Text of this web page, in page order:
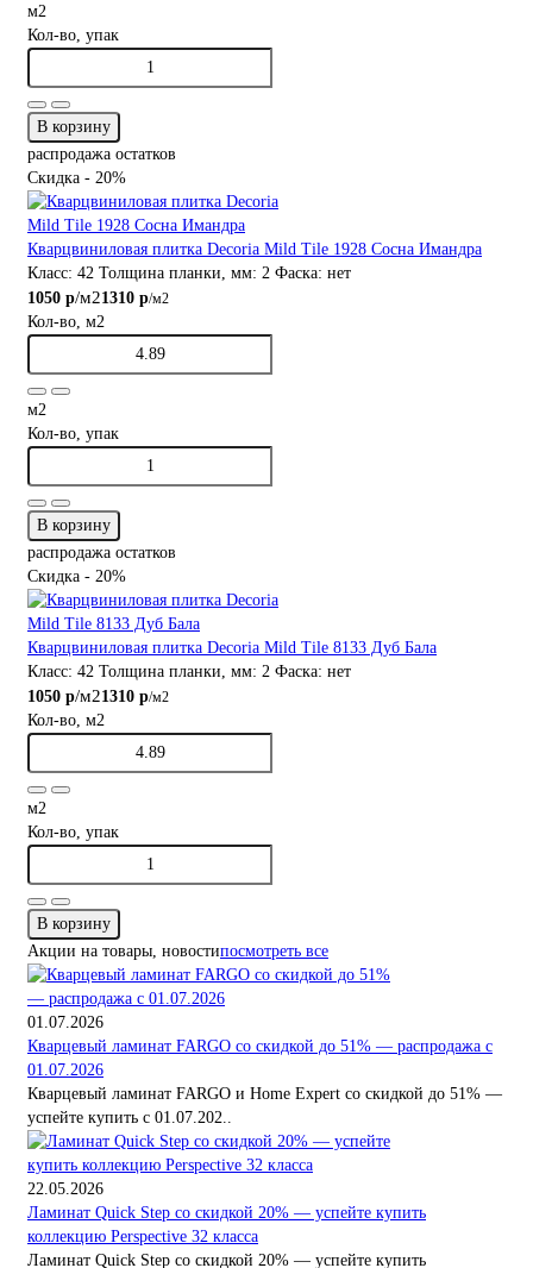
м2
Кол-во, упак
В корзину
распродажа остатков
Скидка - 20%
Кварцвиниловая плитка Decoria Mild Tile 1928 Сосна Имандра
Класс: 42 Толщина планки, мм: 2 Фаска: нет
1050 р/м21310 р/м2
Кол-во, м2
м2
Кол-во, упак
В корзину
распродажа остатков
Скидка - 20%
Кварцвиниловая плитка Decoria Mild Tile 8133 Дуб Бала
Класс: 42 Толщина планки, мм: 2 Фаска: нет
1050 р/м21310 р/м2
Кол-во, м2
м2
Кол-во, упак
В корзину
Акции на товары, новостипосмотреть все
01.07.2026
Кварцевый ламинат FARGO со скидкой до 51% — распродажа с
01.07.2026
Кварцевый ламинат FARGO и Home Expert со скидкой до 51% —
успейте купить с 01.07.202..
22.05.2026
Ламинат Quick Step со скидкой 20% — успейте купить
коллекцию Perspective 32 класса
Ламинат Quick Step со скидкой 20% — успейте купить